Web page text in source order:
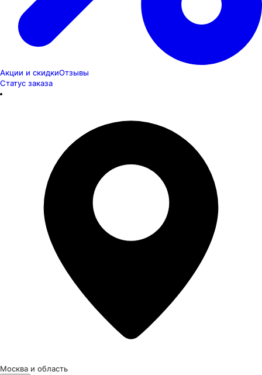
Акции и скидкиОтзывы
Статус заказа
Москва и область